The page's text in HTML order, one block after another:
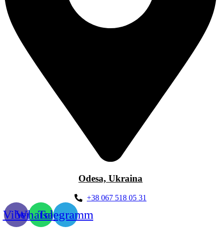
Odesa, Ukraina
+38 067 518 05 31
ViberWhatsapp
Telegramm